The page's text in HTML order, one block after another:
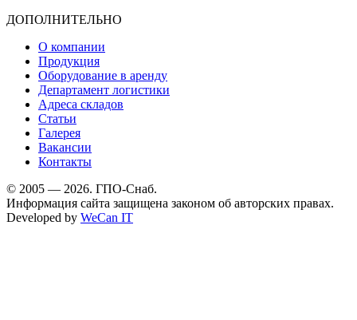
ДОПОЛНИТЕЛЬНО
О компании
Продукция
Оборудование в аренду
Департамент логистики
Адреса складов
Статьи
Галерея
Вакансии
Контакты
© 2005 — 2026. ГПО-Снаб.
Информация сайта защищена законом об авторских правах.
Developed by WeCan IT